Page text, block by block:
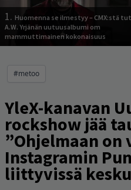
1. Huomenna se ilmestyy – CMX:stä
A.W. Yrjänän uutuusalbumi om
mammuttimainen kokonaisuus
#metoo
YleX-kanavan
rockshow jää
”Ohjelmaan
Instagramin
liittyvissä